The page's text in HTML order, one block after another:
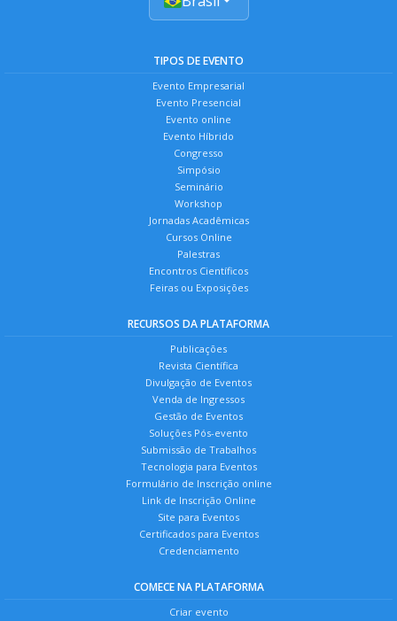
TIPOS DE EVENTO
Evento Empresarial
Evento Presencial
Evento online
Evento Híbrido
Congresso
Simpósio
Seminário
Workshop
Jornadas Acadêmicas
Cursos Online
Palestras
Encontros Científicos
Feiras ou Exposições
RECURSOS DA PLATAFORMA
Publicações
Revista Científica
Divulgação de Eventos
Venda de Ingressos
Gestão de Eventos
Soluções Pós-evento
Submissão de Trabalhos
Tecnologia para Eventos
Formulário de Inscrição online
Link de Inscrição Online
Site para Eventos
Certificados para Eventos
Credenciamento
COMECE NA PLATAFORMA
Criar evento